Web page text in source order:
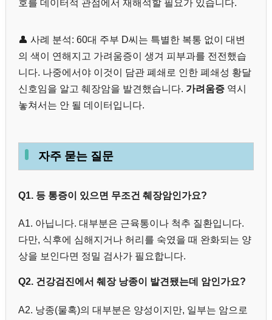
호를 데이터적 관점에서 재해석할 필요가 있습니다.
👤 사례 분석: 60대 주부 D씨는 특별한 복통 없이 대변
의 색이 연해지고 가려움증이 생겨 피부과를 전전했습
니다. 나중에서야 이것이 담관 폐쇄로 인한 폐쇄성 황달
신호임을 알고 췌장암을 발견했습니다. 가려움증 역시
놓쳐서는 안 될 데이터입니다.
자주 묻는 질문
Q1. 등 통증이 있으면 무조건 췌장암인가요?
A1. 아닙니다. 대부분은 근육통이나 척추 질환입니다.
다만, 식후에 심해지거나 허리를 숙였을 때 완화되는 양
상을 보인다면 정밀 검사가 필요합니다.
Q2. 건강검진에서 췌장 낭종이 발견됐는데 암인가요?
A2. 낭종(물혹)의 대부분은 양성이지만, 일부는 암으로